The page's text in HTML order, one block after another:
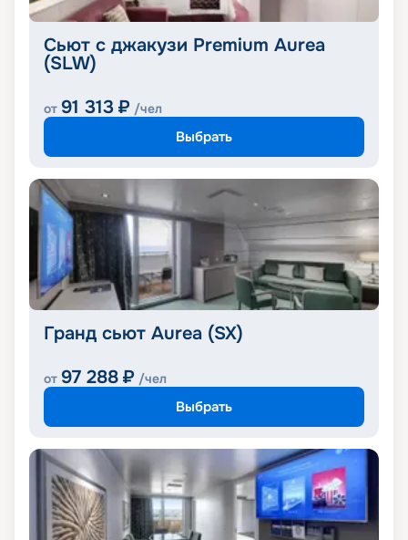
Сьют с джакузи Premium Aurea
(SLW)
от 91 313 ₽ /чел
Выбрать
Гранд сьют Aurea (SX)
от 97 288 ₽ /чел
Выбрать